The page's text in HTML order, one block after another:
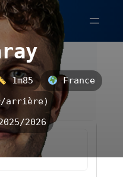
1m85
France
arrière)
2026
est un trois-
français,
Mise à jour le